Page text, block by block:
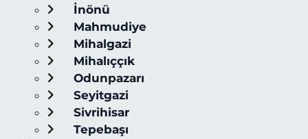
İnönü
Mahmudiye
Mihalgazi
Mihalıççık
Odunpazarı
Seyitgazi
Sivrihisar
Tepebaşı